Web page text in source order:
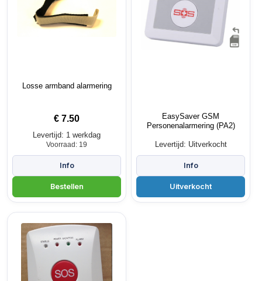
Losse armband alarmering
€ 7.50
Levertijd: 1 werkdag
Voorraad: 19
EasySaver GSM
Personenalarmering (PA2)
Levertijd: Uitverkocht